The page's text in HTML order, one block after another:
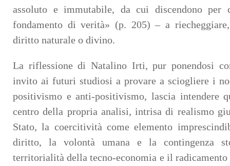
assoluto e immutabile, da cui discendono per
fondamento di verità» (p. 205) – a
diritto naturale o divino.
La riflessione di Natalino Irti, pur ponendosi
invito ai futuri studiosi a provare a sciogliere i
positivismo e anti-positivismo, lascia intendere
centro della propria analisi, intrisa di realismo
Stato, la coercitività come elemento
diritto, la volontà umana e la contingenza
territorialità della tecno-economia e il radicamento